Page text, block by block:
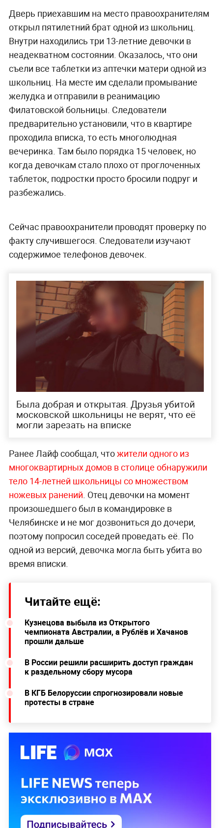
Дверь приехавшим на место правоохранителям
открыл пятилетний брат одной из школьниц.
Внутри находились три 13-летние девочки в
неадекватном состоянии. Оказалось, что они
съели все таблетки из аптечки матери одной из
школьниц. На месте им сделали промывание
желудка и отправили в реанимацию
Филатовской больницы. Следователи
предварительно установили, что в квартире
проходила вписка, то есть многолюдная
вечеринка. Там было порядка 15 человек, но
когда девочкам стало плохо от проглоченных
таблеток, подростки просто бросили подруг и
разбежались.
Сейчас правоохранители проводят проверку по
факту случившегося. Следователи изучают
содержимое телефонов девочек.
Была добрая и открытая. Друзья убитой
московской школьницы не верят, что её
могли зарезать на вписке
Ранее Лайф сообщал, чтожители одного из
многоквартирных домов в столице обнаружили
тело 14-летней школьницы со множеством
ножевых ранений . Отец девочки на момент
произошедшего был в командировке в
Челябинске и не мог дозвониться до дочери,
поэтому попросил соседей проведать её. По
одной из версий, девочка могла быть убита во
время вписки.
Читайте ещё:
Кузнецова выбыла из Открытого
чемпионата Австралии, а Рублёв и Хачанов
прошли дальше
В России решили расширить доступ граждан
к раздельному сбору мусора
В КГБ Белоруссии спрогнозировали новые
протесты в стране